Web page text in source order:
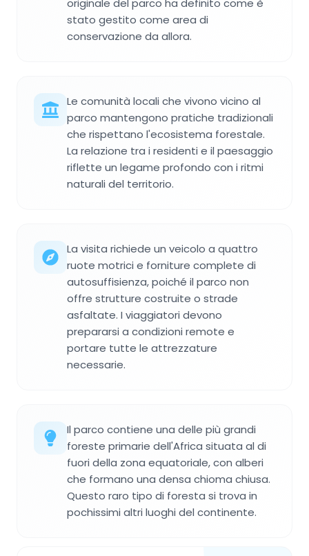
originale del parco ha definito come è
stato gestito come area di
conservazione da allora.
Le comunità locali che vivono vicino al
parco mantengono pratiche tradizionali
che rispettano l'ecosistema forestale.
La relazione tra i residenti e il paesaggio
riflette un legame profondo con i ritmi
naturali del territorio.
La visita richiede un veicolo a quattro
ruote motrici e forniture complete di
autosuffisienza, poiché il parco non
offre strutture costruite o strade
asfaltate. I viaggiatori devono
prepararsi a condizioni remote e
portare tutte le attrezzature
necessarie.
Il parco contiene una delle più grandi
foreste primarie dell'Africa situata al di
fuori della zona equatoriale, con alberi
che formano una densa chioma chiusa.
Questo raro tipo di foresta si trova in
pochissimi altri luoghi del continente.